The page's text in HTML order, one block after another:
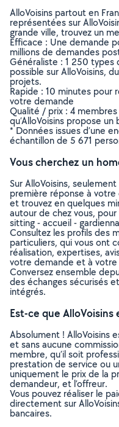
AlloVoisins partout en
représentées sur
grande ville, trouvez un
Efficace : Une demande
millions de demandes
Généraliste : 1 250
possible sur AlloVoisins,
projets.
Rapide : 10 minutes pour
votre demande
Qualité / prix : 4
qu’AlloVoisins propose
* Données issues d’une
échantillon de 5 671
Vous cherchez un
Sur AlloVoisins,
première réponse à
et trouvez en quelques
autour de chez vous,
sitting - accueil -
Consultez les profils des
particuliers, qui vous ont
réalisation, expertises,
votre demande et à
Conversez ensemble
des échanges sécurisés
intégrés.
Est-ce que AlloVoisins
Absolument ! AlloVoisins
et sans aucune
membre, qu’il soit
prestation de service ou
uniquement le prix de la
demandeur, et l’offreur.
Vous pouvez réaliser le
directement sur
bancaires.